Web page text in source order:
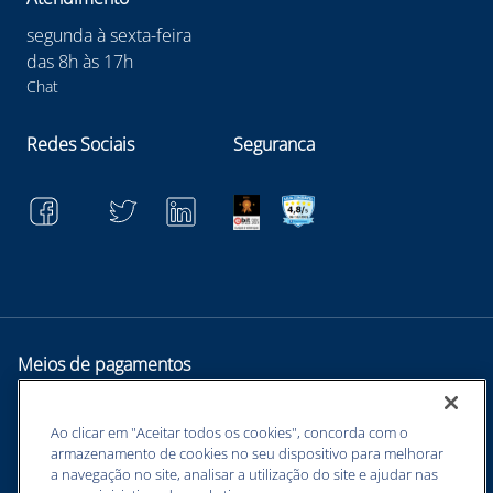
segunda à sexta-feira
das 8h às 17h
Chat
Redes Sociais Seguranca
Meios de pagamentos
Ao clicar em "Aceitar todos os cookies", concorda com o
armazenamento de cookies no seu dispositivo para melhorar
a navegação no site, analisar a utilização do site e ajudar nas